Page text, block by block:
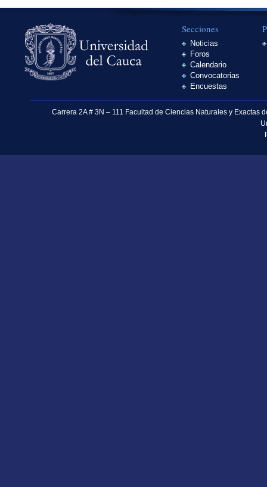
Secciones
Noticias
Foros
Calendario
Convocatorias
Encuestas
Carrera 2A # 3N – 111 Facultad de Ciencias Naturales y